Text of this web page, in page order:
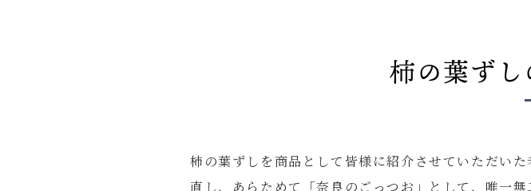
柿の葉ず
柿の葉ずしを商品として皆様に紹介させていただい
直し、あらためて「奈良のごっつお」として、唯一